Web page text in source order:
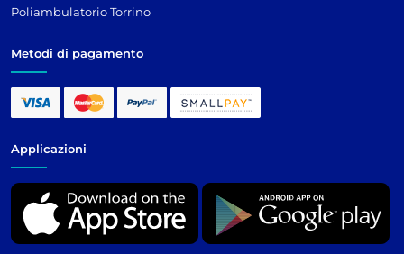
Poliambulatorio Torrino
Metodi di pagamento
Applicazioni